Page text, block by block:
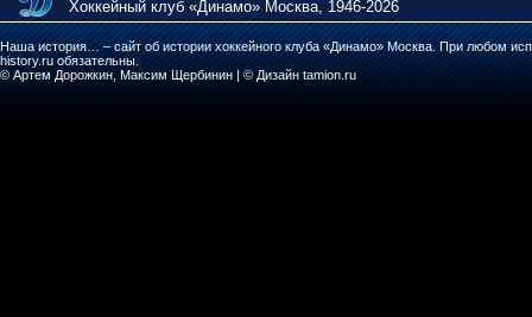
Хоккейный клуб «Динамо» Москва, 1946-2026
Наша история… – сайт об истории хоккейного клуба «Динамо» Москва. При любом
history.ru обязательны.
© Артем Дорожкин, Максим Щербинин | © Дизайн tamion.ru